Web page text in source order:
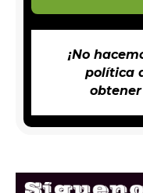
¡No
política